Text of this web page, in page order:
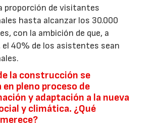
proporción de visitantes
hasta alcanzar los 30.000
con la ambición de que, a
el 40% de los asistentes sean
la construcción se
pleno proceso de
y adaptación a la nueva
y climática. ¿Qué